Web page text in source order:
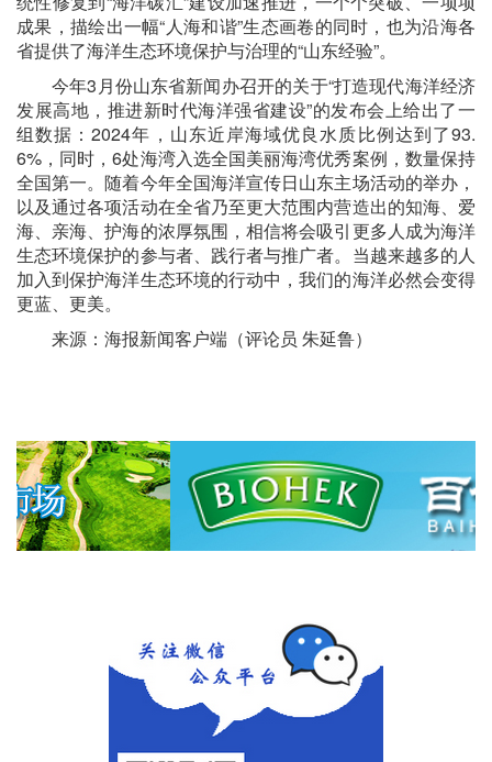
成果，描绘出一幅“人海和谐”生态画卷的同时，也为沿海各
省提供了海洋生态环境保护与治理的“山东经验”。
今年3月份山东省新闻办召开的关于“打造现代海洋经济
发展高地，推进新时代海洋强省建设”的发布会上给出了一
组数据：2024年，山东近岸海域优良水质比例达到了93.
6%，同时，6处海湾入选全国美丽海湾优秀案例，数量保持
全国第一。随着今年全国海洋宣传日山东主场活动的举办，
以及通过各项活动在全省乃至更大范围内营造出的知海、爱
海、亲海、护海的浓厚氛围，相信将会吸引更多人成为海洋
生态环境保护的参与者、践行者与推广者。当越来越多的人
加入到保护海洋生态环境的行动中，我们的海洋必然会变得
更蓝、更美。
来源：海报新闻客户端（评论员 朱延鲁）